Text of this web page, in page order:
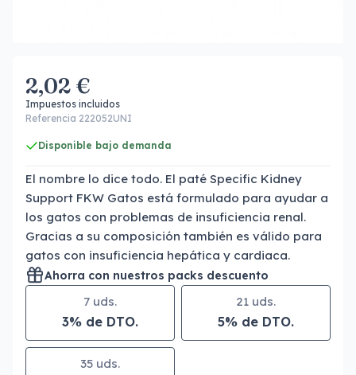
2,02 €
Impuestos incluidos
Referencia 222052UNI
Disponible bajo demanda
El nombre lo dice todo. El paté Specific Kidney
Support FKW Gatos está formulado para ayudar a
los gatos con problemas de insuficiencia renal.
Gracias a su composición también es válido para
gatos con insuficiencia hepática y cardiaca.
Ahorra con nuestros packs descuento
7 uds.
3% de DTO.
21 uds.
5% de DTO.
35 uds.